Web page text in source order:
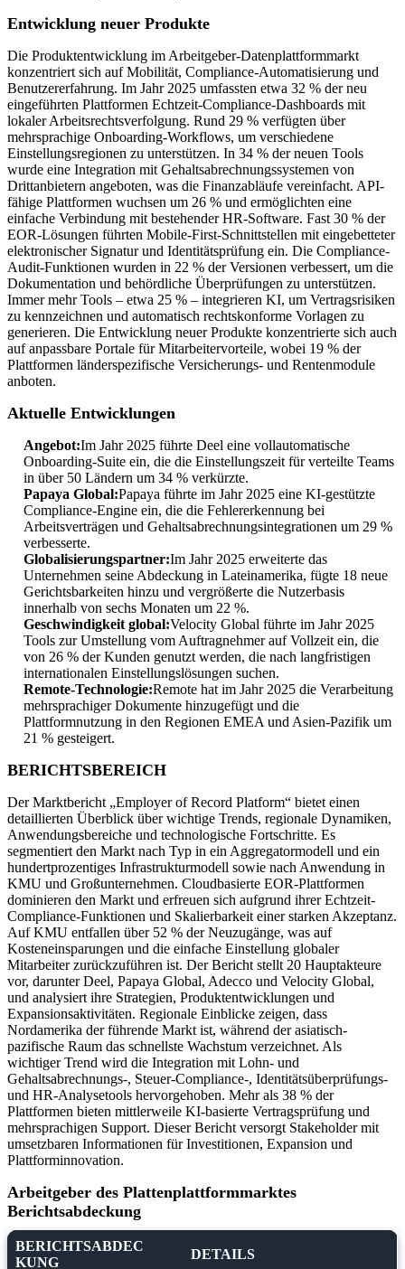
Entwicklung neuer Produkte
Die Produktentwicklung im Arbeitgeber-Datenplattformmarkt
konzentriert sich auf Mobilität, Compliance-Automatisierung und
Benutzererfahrung. Im Jahr 2025 umfassten etwa 32 % der neu
eingeführten Plattformen Echtzeit-Compliance-Dashboards mit
lokaler Arbeitsrechtsverfolgung. Rund 29 % verfügten über
mehrsprachige Onboarding-Workflows, um verschiedene
Einstellungsregionen zu unterstützen. In 34 % der neuen Tools
wurde eine Integration mit Gehaltsabrechnungssystemen von
Drittanbietern angeboten, was die Finanzabläufe vereinfacht. API-
fähige Plattformen wuchsen um 26 % und ermöglichten eine
einfache Verbindung mit bestehender HR-Software. Fast 30 % der
EOR-Lösungen führten Mobile-First-Schnittstellen mit eingebetteter
elektronischer Signatur und Identitätsprüfung ein. Die Compliance-
Audit-Funktionen wurden in 22 % der Versionen verbessert, um die
Dokumentation und behördliche Überprüfungen zu unterstützen.
Immer mehr Tools – etwa 25 % – integrieren KI, um Vertragsrisiken
zu kennzeichnen und automatisch rechtskonforme Vorlagen zu
generieren. Die Entwicklung neuer Produkte konzentrierte sich auch
auf anpassbare Portale für Mitarbeitervorteile, wobei 19 % der
Plattformen länderspezifische Versicherungs- und Rentenmodule
anboten.
Aktuelle Entwicklungen
Angebot:Im Jahr 2025 führte Deel eine vollautomatische
Onboarding-Suite ein, die die Einstellungszeit für verteilte Teams
in über 50 Ländern um 34 % verkürzte.
Papaya Global:Papaya führte im Jahr 2025 eine KI-gestützte
Compliance-Engine ein, die die Fehlererkennung bei
Arbeitsverträgen und Gehaltsabrechnungsintegrationen um 29 %
verbesserte.
Globalisierungspartner:Im Jahr 2025 erweiterte das
Unternehmen seine Abdeckung in Lateinamerika, fügte 18 neue
Gerichtsbarkeiten hinzu und vergrößerte die Nutzerbasis
innerhalb von sechs Monaten um 22 %.
Geschwindigkeit global:Velocity Global führte im Jahr 2025
Tools zur Umstellung vom Auftragnehmer auf Vollzeit ein, die
von 26 % der Kunden genutzt werden, die nach langfristigen
internationalen Einstellungslösungen suchen.
Remote-Technologie:Remote hat im Jahr 2025 die Verarbeitung
mehrsprachiger Dokumente hinzugefügt und die
Plattformnutzung in den Regionen EMEA und Asien-Pazifik um
21 % gesteigert.
BERICHTSBEREICH
Der Marktbericht „Employer of Record Platform“ bietet einen
detaillierten Überblick über wichtige Trends, regionale Dynamiken,
Anwendungsbereiche und technologische Fortschritte. Es
segmentiert den Markt nach Typ in ein Aggregatormodell und ein
hundertprozentiges Infrastrukturmodell sowie nach Anwendung in
KMU und Großunternehmen. Cloudbasierte EOR-Plattformen
dominieren den Markt und erfreuen sich aufgrund ihrer Echtzeit-
Compliance-Funktionen und Skalierbarkeit einer starken Akzeptanz.
Auf KMU entfallen über 52 % der Neuzugänge, was auf
Kosteneinsparungen und die einfache Einstellung globaler
Mitarbeiter zurückzuführen ist. Der Bericht stellt 20 Hauptakteure
vor, darunter Deel, Papaya Global, Adecco und Velocity Global,
und analysiert ihre Strategien, Produktentwicklungen und
Expansionsaktivitäten. Regionale Einblicke zeigen, dass
Nordamerika der führende Markt ist, während der asiatisch-
pazifische Raum das schnellste Wachstum verzeichnet. Als
wichtiger Trend wird die Integration mit Lohn- und
Gehaltsabrechnungs-, Steuer-Compliance-, Identitätsüberprüfungs-
und HR-Analysetools hervorgehoben. Mehr als 38 % der
Plattformen bieten mittlerweile KI-basierte Vertragsprüfung und
mehrsprachigen Support. Dieser Bericht versorgt Stakeholder mit
umsetzbaren Informationen für Investitionen, Expansion und
Plattforminnovation.
Arbeitgeber des Plattenplattformmarktes
Berichtsabdeckung
BERICHTSABDEC
KUNG
DETAILS